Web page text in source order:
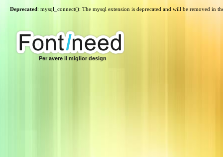
Deprecated: mysql_connect(): The mysql extension is deprecated and will be removed in
Per avere il miglior design